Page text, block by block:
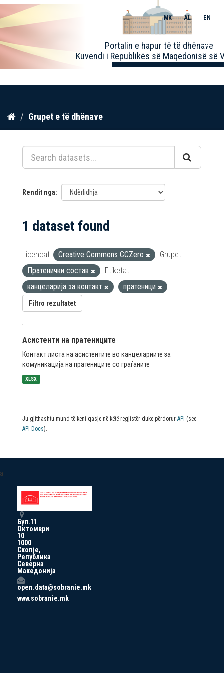
Kalo
përmbajtja
Portalin e hapur të të dhënave
Kuvendi i Republikës së Maqedonisë së
MK AL EN
Toggle
Grupet e të dhënave
Rendit nga
1 dataset found
Licencat: Creative Commons CCZero
Grupet:
Пратенички состав
Etiketat:
канцеларија за контакт
пратеници
Filtro rezultatet
Асистенти на пратениците
Контакт листа на асистентите во канцелариите за
комуникација на пратениците со граѓаните
XLSX
Ju gjithashtu mund të keni qasje në këtë regjistër duke përdorur API (see
API Docs).
a
Бул.11
Октомври
10
1000
Скопје,
Република
Северна
Македонија
open.data@sobranie.mk
www.sobranie.mk